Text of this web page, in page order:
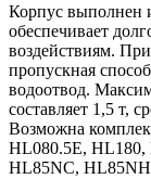
Корпус выполнен
обеспечивает
воздействиям.
пропускная
водоотвод.
составляет 1,5 т,
Возможна
HL080.5E,
HL85NC,